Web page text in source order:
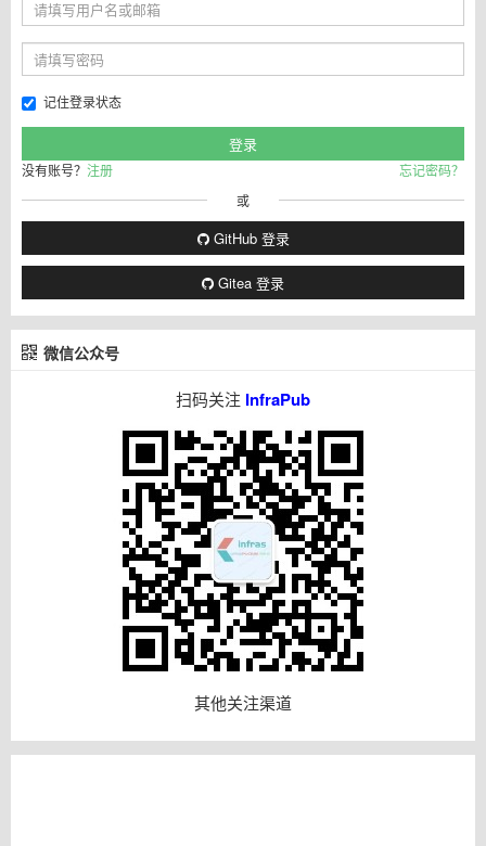
记住登录状态
没有账号？ 注册
忘记密码？
或
GitHub 登录
Gitea 登录
微信公众号
扫码关注 InfraPub
其他关注渠道